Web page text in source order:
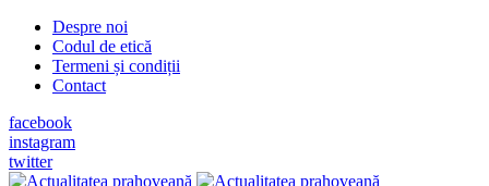
Despre noi
Codul de etică
Termeni și condiții
Contact
facebook
instagram
twitter